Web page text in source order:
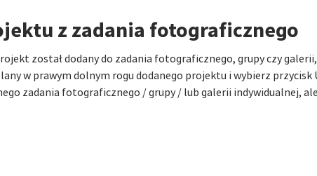
z zadania fotograficznego
został dodany do zadania fotograficznego, grupy czy
w prawym dolnym rogu dodanego projektu i wybierz
zadania fotograficznego / grupy / lub galerii indywidualnej,